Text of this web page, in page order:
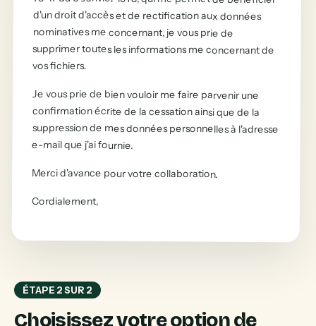
nominatives me concernant, je vous prie de
vos fichiers.
Je vous prie de bien vouloir me faire parvenir une
confirmation écrite de la cessation ainsi que de la
suppression de mes données personnelles à l'adresse
e-mail que j'ai fournie.
Merci d'avance pour votre collaboration.
Cordialement,
ÉTAPE 2 SUR 2
Choisissez votre option de